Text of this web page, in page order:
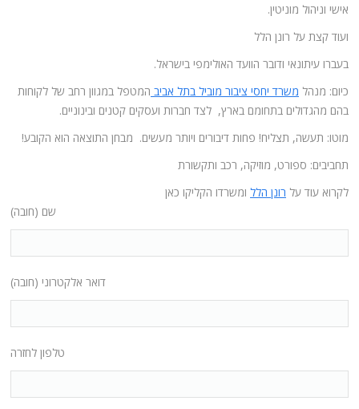
אישי וניהול מוניטין.
ועוד קצת על רונן הלל
בעברו עיתונאי ודובר הוועד האולימפי בישראל.
כיום: מנהל משרד יחסי ציבור מוביל בתל אביב המטפל במגוון רחב של לקוחות
בהם מהגדולים בתחומם בארץ, לצד חברות ועסקים קטנים ובינוניים.
מוטו: תעשה, תצליח! פחות דיבורים ויותר מעשים. מבחן התוצאה הוא הקובע!
תחביבים: ספורט, מוזיקה, רכב ותקשורת
לקרוא עוד על רונן הלל ומשרדו הקליקו כאן
שם (חובה)
דואר אלקטרוני (חובה)
טלפון לחזרה